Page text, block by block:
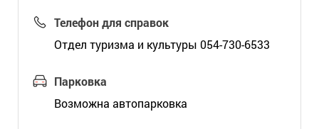
Телефон для справок
Отдел туризма и культуры 054-730-6533
Парковка
Возможна автопарковка